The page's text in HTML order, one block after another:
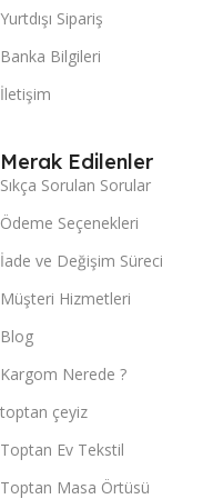
Yurtdışı Sipariş
Banka Bilgileri
İletişim
Merak Edilenler
Sıkça Sorulan Sorular
Ödeme Seçenekleri
İade ve Değişim Süreci
Müşteri Hizmetleri
Blog
Kargom Nerede ?
toptan çeyiz
Toptan Ev Tekstil
Toptan Masa Örtüsü